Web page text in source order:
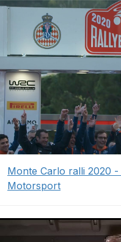
Monte Carlo ralli 2020
Motorsport